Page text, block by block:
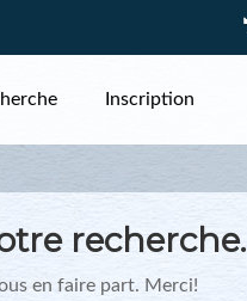
Inscription
recherche.
en faire part. Merci!